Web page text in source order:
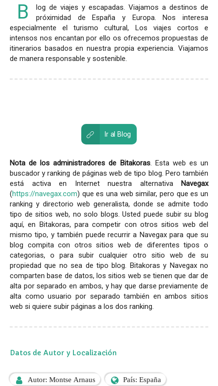
B
log de viajes y escapadas. Viajamos a destinos de
próximidad de España y Europa. Nos interesa
especialmente el turismo cultural, Los viajes cortos e
intensos nos encantan por ello os ofrecemos propuestas de
itinerarios basados en nuestra propia experiencia. Viajamos
de manera responsable y sostenible.
Ir al Blog
Nota de los administradores de Bitakoras. Esta web es un
buscador y ranking de páginas web de tipo blog. Pero también
está activa en Internet nuestra alternativa Navegax
(https://navegax.com) que es una web similar, pero que es un
ranking y directorio web generalista, donde se admite todo
tipo de sitios web, no solo blogs. Usted puede subir su blog
aquí, en Bitakoras, para competir con otros sitios web del
mismo tipo, y también puede recurrir a Navegax para que su
blog compita con otros sitios web de diferentes tipos o
categorias, o para subir cualquier otro sitio web de su
propiedad que no sea de tipo blog. Bitakoras y Navegax no
comparten base de datos, los sitios web se tienen que dar de
alta por separado en ambos, y hay que darse previamente de
alta como usuario por separado también en ambos sitios
web si quiere subir páginas a los dos ranking.
Datos de Autor y Localización
Autor: Montse Arnaus País: España